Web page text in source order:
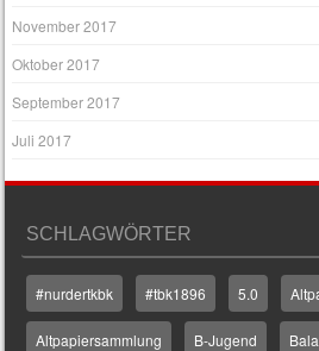
November 2017
Oktober 2017
September 2017
Juli 2017
SCHLAGWÖRTER
#nurdertkbk #tbk1896 5.0
Altpapiersammlung B-Jugend